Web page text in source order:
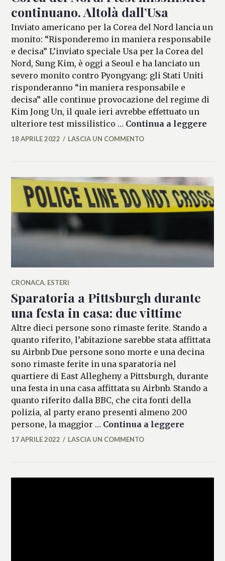
continuano. Altolà dall’Usa
Inviato americano per la Corea del Nord lancia un
monito: “Risponderemo in maniera responsabile
e decisa” L’inviato speciale Usa per la Corea del
Nord, Sung Kim, è oggi a Seoul e ha lanciato un
severo monito contro Pyongyang: gli Stati Uniti
risponderanno “in maniera responsabile e
decisa” alle continue provocazione del regime di
Kim Jong Un, il quale ieri avrebbe effettuato un
ulteriore test missilistico … Continua a leggere
FEDERICO
18 APRILE 2022 LASCIA UN COMMENTO
CRONACA, ESTERI
Sparatoria a Pittsburgh durante
una festa in casa: due vittime
Altre dieci persone sono rimaste ferite. Stando a
quanto riferito, l’abitazione sarebbe stata affittata
su Airbnb Due persone sono morte e una decina
sono rimaste ferite in una sparatoria nel
quartiere di East Allegheny a Pittsburgh, durante
una festa in una casa affittata su Airbnb. Stando a
quanto riferito dalla BBC, che cita fonti della
polizia, al party erano presenti almeno 200
persone, la maggior … Continua a leggere
FRANCESCA
17 APRILE 2022 LASCIA UN COMMENTO